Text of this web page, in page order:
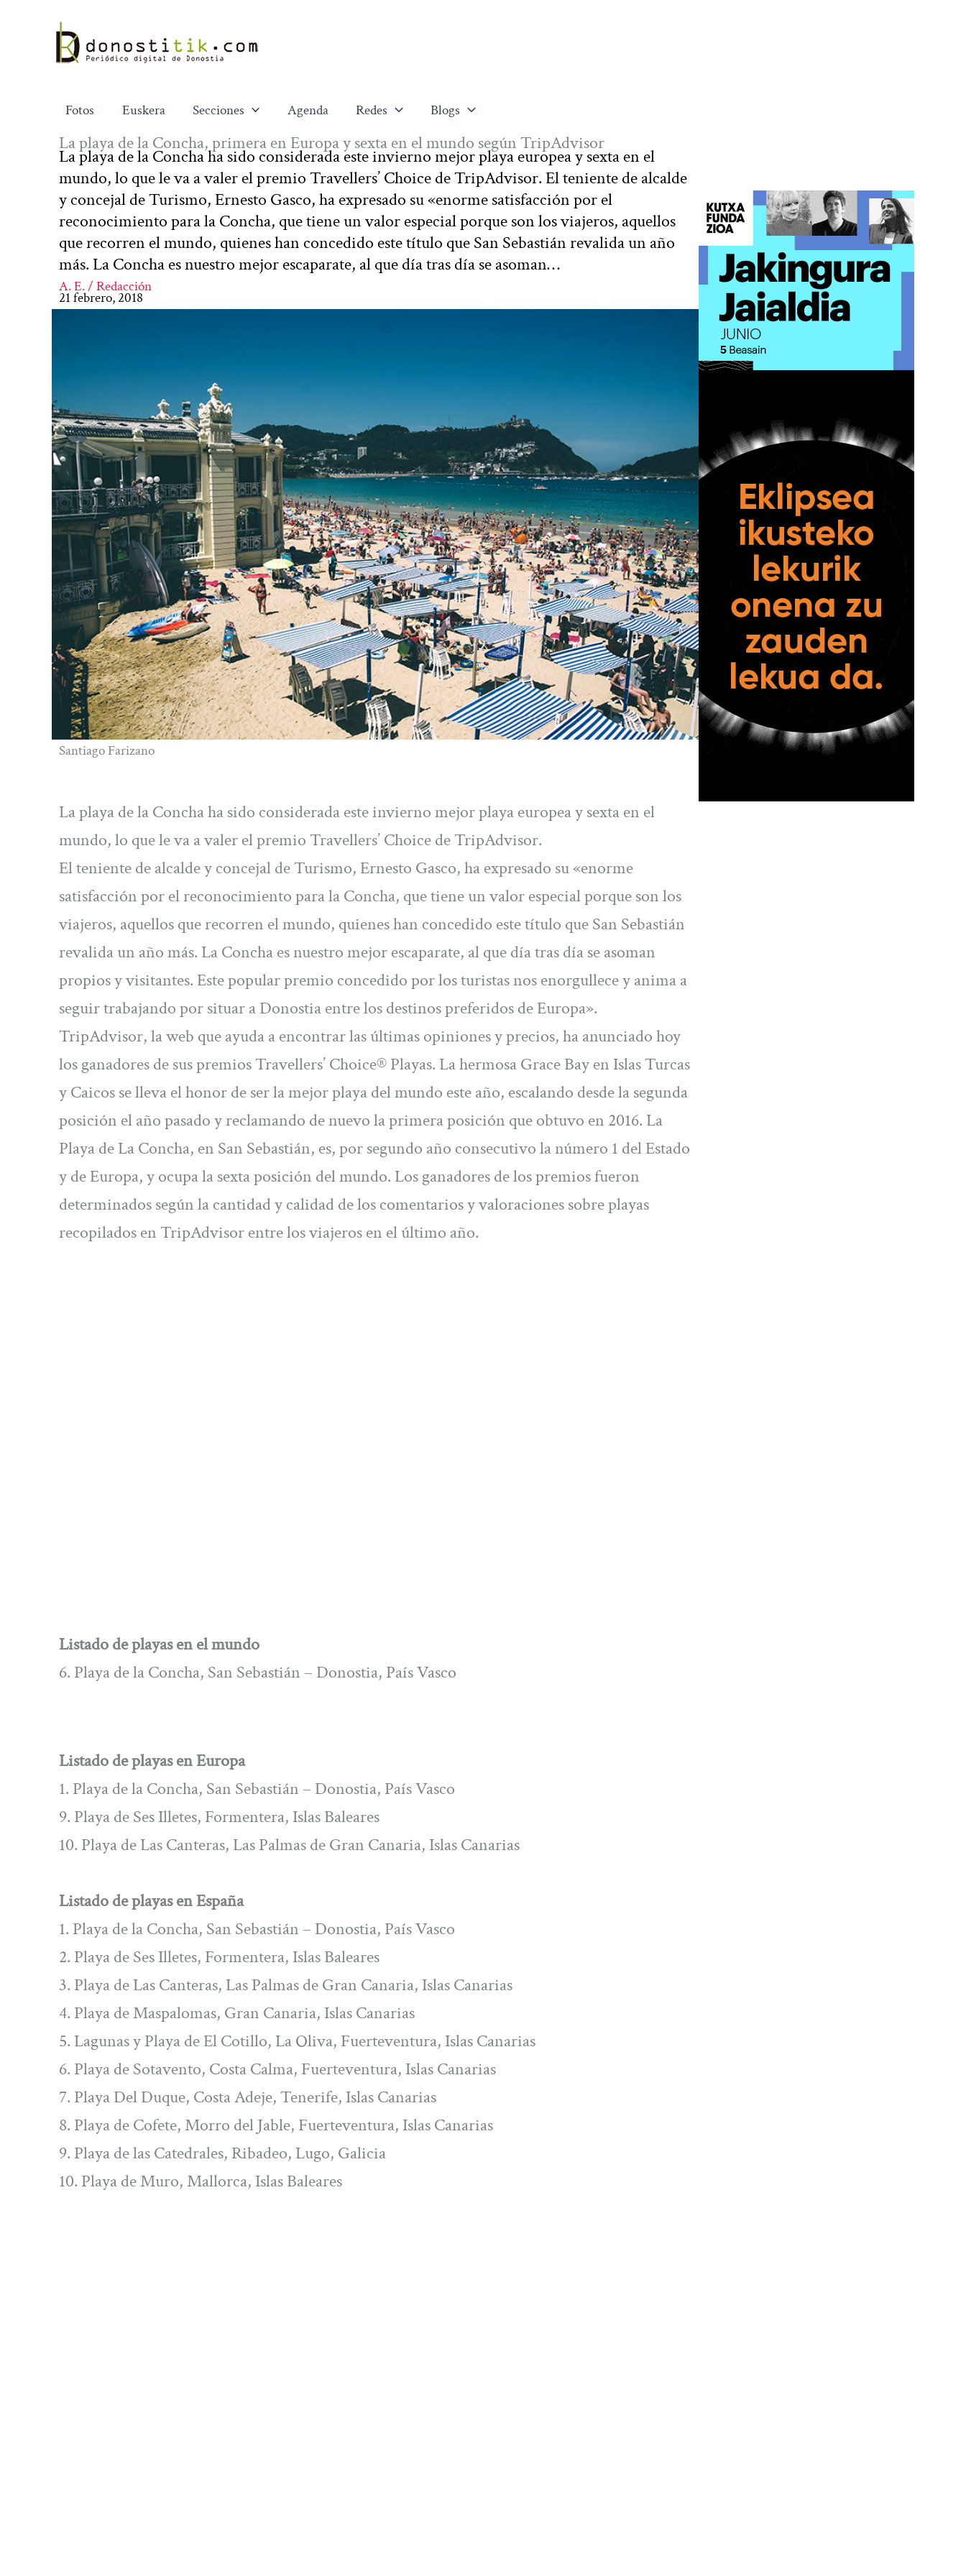
contenido
Fotos Euskera Secciones Agenda Redes Blogs
La playa de la Concha, primera en Europa y sexta en el mundo según TripAdvisor
La playa de la Concha ha sido considerada este invierno mejor playa europea y sexta en el
mundo, lo que le va a valer el premio Travellers’ Choice de TripAdvisor. El teniente de alcalde
y concejal de Turismo, Ernesto Gasco, ha expresado su «enorme satisfacción por el
reconocimiento para la Concha, que tiene un valor especial porque son los viajeros, aquellos
que recorren el mundo, quienes han concedido este título que San Sebastián revalida un año
más. La Concha es nuestro mejor escaparate, al que día tras día se asoman…
A. E. / Redacción
21 febrero, 2018
Santiago Farizano
La playa de la Concha ha sido considerada este invierno mejor playa europea y sexta en el
mundo, lo que le va a valer el premio Travellers’ Choice de TripAdvisor.
El teniente de alcalde y concejal de Turismo, Ernesto Gasco, ha expresado su «enorme
satisfacción por el reconocimiento para la Concha, que tiene un valor especial porque son los
viajeros, aquellos que recorren el mundo, quienes han concedido este título que San Sebastián
revalida un año más. La Concha es nuestro mejor escaparate, al que día tras día se asoman
propios y visitantes. Este popular premio concedido por los turistas nos enorgullece y anima a
seguir trabajando por situar a Donostia entre los destinos preferidos de Europa».
TripAdvisor, la web que ayuda a encontrar las últimas opiniones y precios, ha anunciado hoy
los ganadores de sus premios Travellers’ Choice® Playas. La hermosa Grace Bay en Islas Turcas
y Caicos se lleva el honor de ser la mejor playa del mundo este año, escalando desde la segunda
posición el año pasado y reclamando de nuevo la primera posición que obtuvo en 2016. La
Playa de La Concha, en San Sebastián, es, por segundo año consecutivo la número 1 del Estado
y de Europa, y ocupa la sexta posición del mundo. Los ganadores de los premios fueron
determinados según la cantidad y calidad de los comentarios y valoraciones sobre playas
recopilados en TripAdvisor entre los viajeros en el último año.
Listado de playas en el mundo
6. Playa de la Concha, San Sebastián – Donostia, País Vasco
Listado de playas en Europa
1. Playa de la Concha, San Sebastián – Donostia, País Vasco
9. Playa de Ses Illetes, Formentera, Islas Baleares
10. Playa de Las Canteras, Las Palmas de Gran Canaria, Islas Canarias
Listado de playas en España
1. Playa de la Concha, San Sebastián – Donostia, País Vasco
2. Playa de Ses Illetes, Formentera, Islas Baleares
3. Playa de Las Canteras, Las Palmas de Gran Canaria, Islas Canarias
4. Playa de Maspalomas, Gran Canaria, Islas Canarias
5. Lagunas y Playa de El Cotillo, La Oliva, Fuerteventura, Islas Canarias
6. Playa de Sotavento, Costa Calma, Fuerteventura, Islas Canarias
7. Playa Del Duque, Costa Adeje, Tenerife, Islas Canarias
8. Playa de Cofete, Morro del Jable, Fuerteventura, Islas Canarias
9. Playa de las Catedrales, Ribadeo, Lugo, Galicia
10. Playa de Muro, Mallorca, Islas Baleares